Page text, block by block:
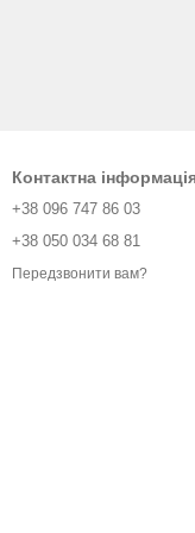
Контактна
+38 096 747 86 03
+38 050 034 68 81
Передзвонити вам?